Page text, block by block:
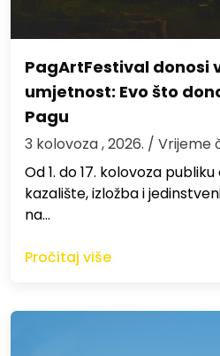
PagArtFestival donosi
umjetnost: Evo što
Pagu
3 kolovoza , 2026. / Vrijeme
Od 1. do 17. kolovoza
kazalište, izložba i
na…
Pročitaj više